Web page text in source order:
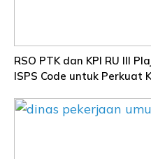
RSO PTK dan KPI RU III
ISPS Code untuk Perkuat